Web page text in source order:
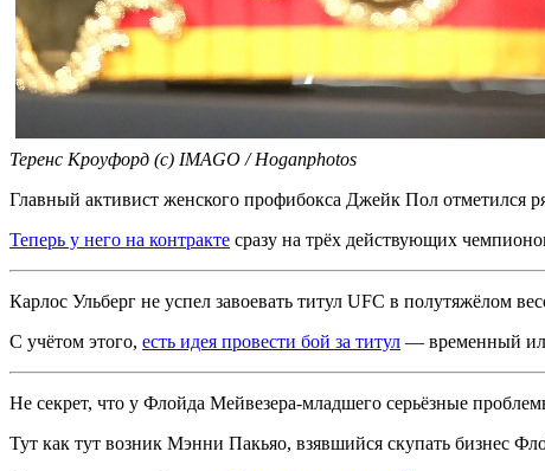
Теренс Кроуфорд (с) IMAGO / Hoganphotos
Главный активист женского профибокса Джейк Пол отметился
Теперь у него на контракте сразу на трёх действующих
Карлос Ульберг не успел завоевать титул UFC в полутяжёлом
С учётом этого, есть идея провести бой за титул — временный
Не секрет, что у Флойда Мейвезера-младшего серьёзные
Тут как тут возник Мэнни Пакьяо, взявшийся скупать бизнес